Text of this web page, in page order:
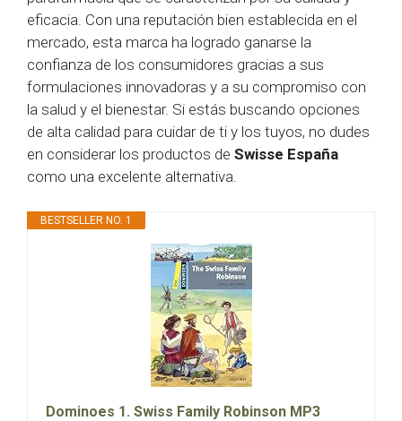
eficacia. Con una reputación bien establecida en el
mercado, esta marca ha logrado ganarse la
confianza de los consumidores gracias a sus
formulaciones innovadoras y a su compromiso con
la salud y el bienestar. Si estás buscando opciones
de alta calidad para cuidar de ti y los tuyos, no dudes
en considerar los productos de Swisse España
como una excelente alternativa.
BESTSELLER NO. 1
Dominoes 1. Swiss Family Robinson MP3